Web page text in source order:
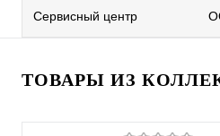
Сервисный центр
ТОВАРЫ ИЗ